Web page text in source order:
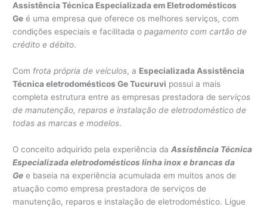
Assistência Técnica Especializada em Eletrodomésticos
Ge é uma empresa que oferece os melhores serviços, com
condições especiais e facilitada opagamento com cartão de
crédito e débito.
Com frota própria de veículos, a Especializada Assistência
Técnica eletrodomésticos Ge Tucuruvi possui a mais
completa estrutura entre as empresas prestadora de serviços
de manutenção, reparos e instalação de eletrodoméstico de
todas as marcas e modelos.
O conceito adquirido pela experiência daAssistência Técnica
Especializada eletrodomésticos linha inox e brancas da
Ge e baseia na experiência acumulada em muitos anos de
atuação como empresa prestadora de serviços de
manutenção, reparos e instalação de eletrodoméstico. Ligue